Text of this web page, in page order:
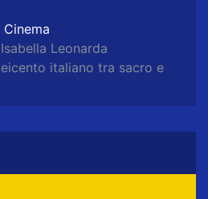
Leonarda
italiano tra sacro e